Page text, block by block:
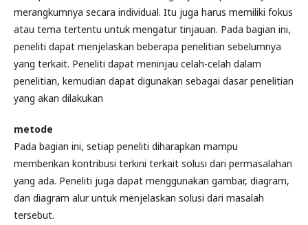
merangkumnya secara individual. Itu juga harus memiliki fokus
atau tema tertentu untuk mengatur tinjauan. Pada bagian ini,
peneliti dapat menjelaskan beberapa penelitian sebelumnya
yang terkait. Peneliti dapat meninjau celah-celah dalam
penelitian, kemudian dapat digunakan sebagai dasar penelitian
yang akan dilakukan
metode
Pada bagian ini, setiap peneliti diharapkan mampu
memberikan kontribusi terkini terkait solusi dari permasalahan
yang ada. Peneliti juga dapat menggunakan gambar, diagram,
dan diagram alur untuk menjelaskan solusi dari masalah
tersebut.